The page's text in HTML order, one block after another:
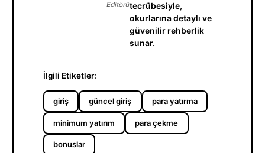
Editörütecrübesiyle,
okurlarına detaylı ve
güvenilir rehberlik
sunar.
İlgili Etiketler:
giriş güncel giriş para yatırma
minimum yatırım para çekme
bonuslar